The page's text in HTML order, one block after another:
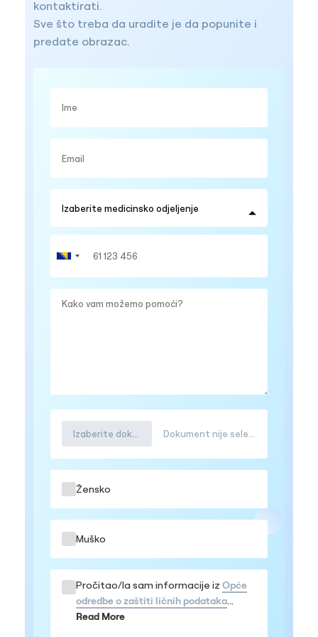
kontaktirati.
Sve što treba da uradite je da popunite i
predate obrazac.
Izaberite dokument Dokument nije selektovana
Žensko
Muško
Pročitao/la sam informacije iz Opće
odredbe o zaštiti ličnih podataka
Prihvatam da se moji podaci obrađuju
Read More